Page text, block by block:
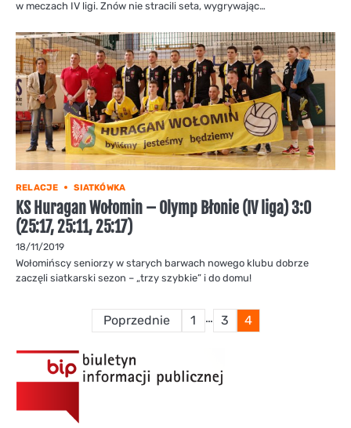
w meczach IV ligi. Znów nie stracili seta, wygrywając…
RELACJE SIATKÓWKA
KS Huragan Wołomin – Olymp Błonie (IV liga) 3:0
(25:17, 25:11, 25:17)
18/11/2019
Wołomińscy seniorzy w starych barwach nowego klubu dobrze
zaczęli siatkarski sezon – „trzy szybkie” i do domu!
Stronicowanie
Poprzednie 1 … 3 4